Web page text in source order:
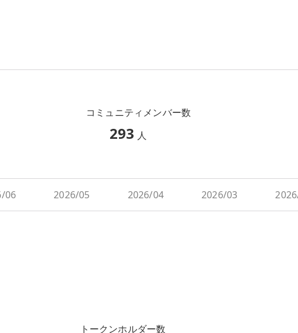
コミュニティメンバー数
293 人
06 2026/05 2026/04 2026/03
トークンホルダー数